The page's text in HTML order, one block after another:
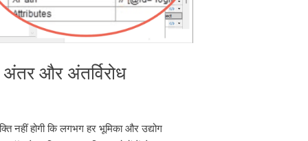
और अंतर्विरोध
नहीं होगी कि लगभग हर भूमिका और उद्योग